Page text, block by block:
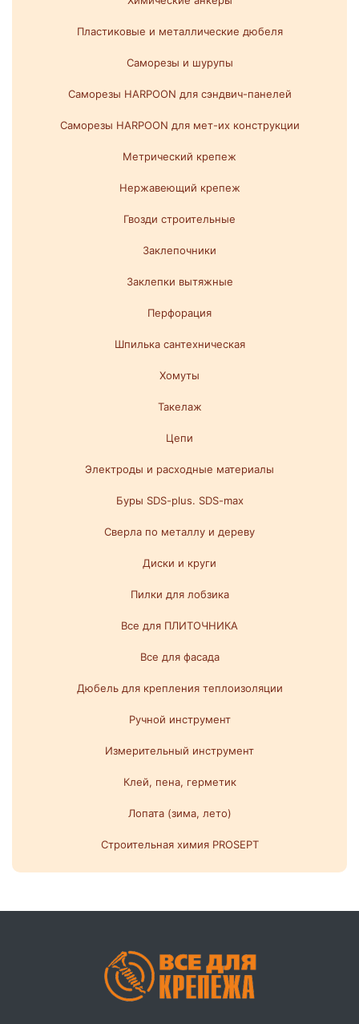
Пластиковые и металлические дюбеля
Саморезы и шурупы
Саморезы HARPOON для сэндвич-панелей
Саморезы HARPOON для мет-их конструкции
Метрический крепеж
Нержавеющий крепеж
Гвозди строительные
Заклепочники
Заклепки вытяжные
Перфорация
Шпилька сантехническая
Хомуты
Такелаж
Цепи
Электроды и расходные материалы
Буры SDS-plus. SDS-max
Сверла по металлу и дереву
Диски и круги
Пилки для лобзика
Все для ПЛИТОЧНИКА
Все для фасада
Дюбель для крепления теплоизоляции
Ручной инструмент
Измерительный инструмент
Клей, пена, герметик
Лопата (зима, лето)
Строительная химия PROSEPT